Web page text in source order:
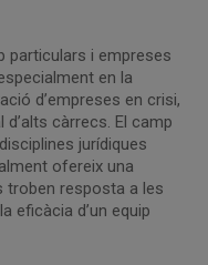
particulars i empreses
en la
d’empreses en crisi,
càrrecs. El camp
jurídiques
ofereix una
troben resposta a les
eficàcia d’un equip